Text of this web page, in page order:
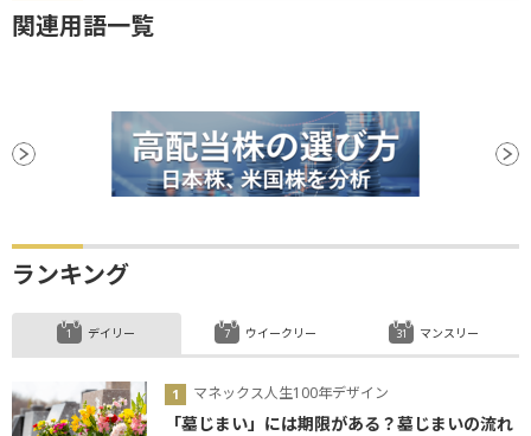
関連用語一覧
ランキング
デイリー
マネックス人生100年デザイン
「墓じまい」には期限がある？墓じまいの流れ
ウイークリー マンスリー